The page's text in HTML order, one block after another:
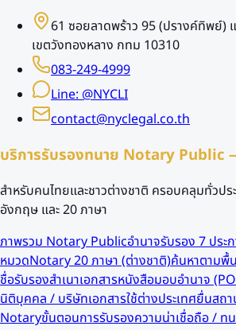
61 ซอยลาดพร้าว 95 (ปรางค์ทิพย์)
เขตวังทองหลาง กทม 10310
083-249-4999
Line: @NYCLI
contact@nyclegal.co.th
บริการรับรองทนาย Notary Public
สำหรับคนไทยและชาวต่างชาติ ครอบคลุมทั่วปร
อังกฤษ และ 20 ภาษา
ภาพรวม Notary Publicอำนาจรับรอง 7 ประ
หมวดNotary 20 ภาษา (ต่างชาติ)ค้นหาตามพื้
ชื่อรับรองสำเนาเอกสารหนังสือมอบอำนาจ
นิติบุคคล / บริษัทเอกสารใช้ต่างประเทศยื่นสถ
Notaryขั้นตอนการรับรองความน่าเชื่อถือ / ท